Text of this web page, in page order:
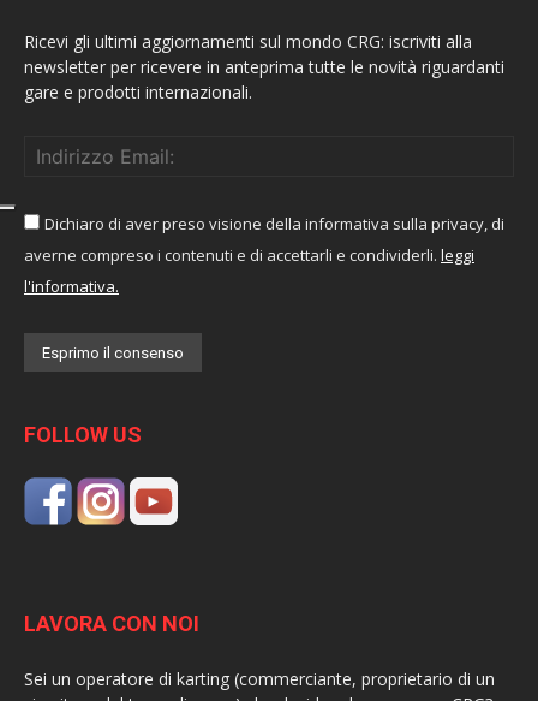
Ricevi gli ultimi aggiornamenti sul mondo CRG: iscriviti alla
newsletter per ricevere in anteprima tutte le novità riguardanti
gare e prodotti internazionali.
Dichiaro di aver preso visione della informativa sulla privacy, di
averne compreso i contenuti e di accettarli e condividerli. leggi
l'informativa.
FOLLOW US
LAVORA CON NOI
Sei un operatore di karting (commerciante, proprietario di un